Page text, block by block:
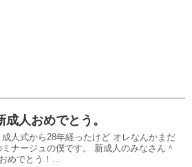
成人おめでとう。
成人式から28年経ったけど オレなんかまだ
ミナージュの僕です。 新成人のみなさん＾
めでとう！...